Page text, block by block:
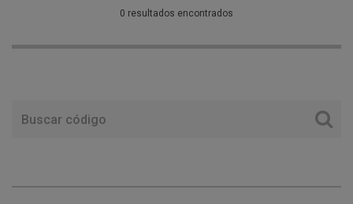
0 resultados encontrados